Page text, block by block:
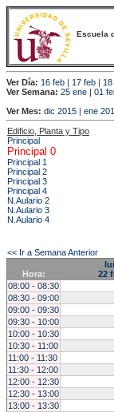
Escuela
Ver Día: 16 feb | 17 feb |
Ver Semana: 25 ene | 01
Vista
Ver Mes: dic 2015 | ene
Edificio, Planta y Tipo
Principal
Principal 0
Principal 1
Principal 2
Principal 3
Principal 4
N.Aulario 2
N.Aulario 3
N.Aulario 4
<< Ir a Semana Anterior
Hora:
22
08:00 - 08:30
08:30 - 09:00
09:00 - 09:30
09:30 - 10:00
10:00 - 10:30
10:30 - 11:00
11:00 - 11:30
11:30 - 12:00
12:00 - 12:30
12:30 - 13:00
13:00 - 13:30